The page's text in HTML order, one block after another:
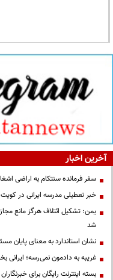
آخرین اخبار
سفر فرمانده سنتکام به اراضی
خبر تعطیلی مدرسه ایرانی در
یمن: تشکیل ائتلاف هرگز مانع
شد
نشان استاندارد به معنای پایان
غریبه به دادمون نمی‌رسه؛ ایرانی
بسته اینترنت رایگان برای